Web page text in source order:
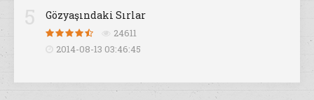
Gözyaşındaki Sırlar
24611
2014-08-13 03:46:45